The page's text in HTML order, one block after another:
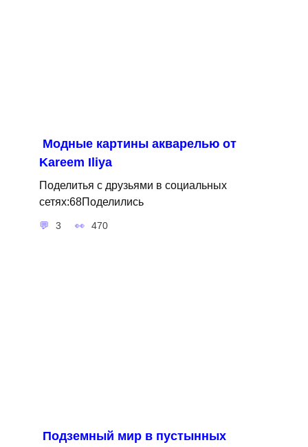
Модные картины акварелью от
Kareem Iliya
Поделитья с друзьями в социальных
сетях:68Поделились
3 470
Подземный мир в пустынных